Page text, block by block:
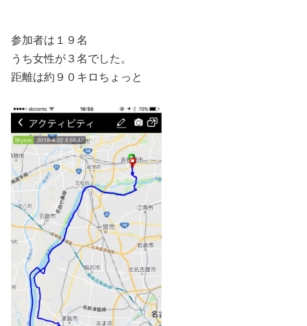
参加者は１９名
うち女性が３名でした。
距離は約９０キロちょっと